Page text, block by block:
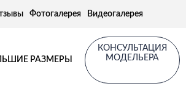
Фотогалерея Видеогалерея
РАЗМЕРЫ
КОНСУЛЬТАЦИЯ
МОДЕЛЬЕРА